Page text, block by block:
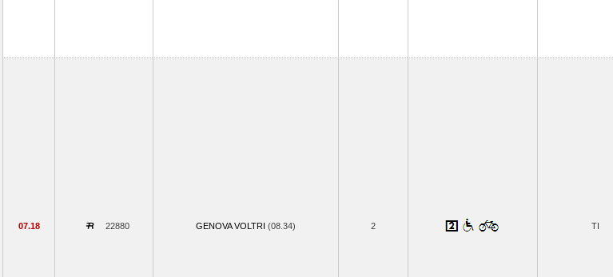
07.18 22880 GENOVA VOLTRI (08.34) 2 TI